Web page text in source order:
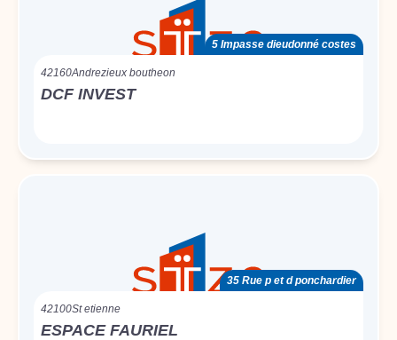
5 Impasse dieudonné costes
42160Andrezieux boutheon
DCF INVEST
35 Rue p et d ponchardier
42100St etienne
ESPACE FAURIEL